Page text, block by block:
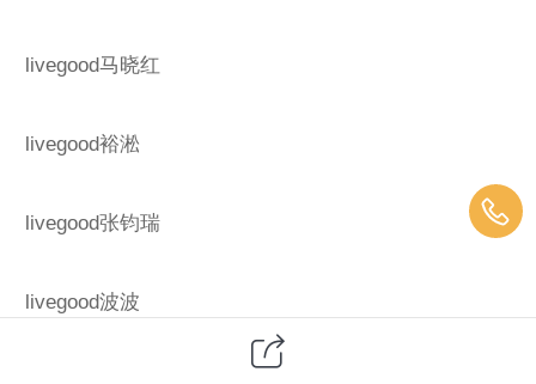
livegood马晓红
livegood裕淞
livegood张钧瑞
livegood波波